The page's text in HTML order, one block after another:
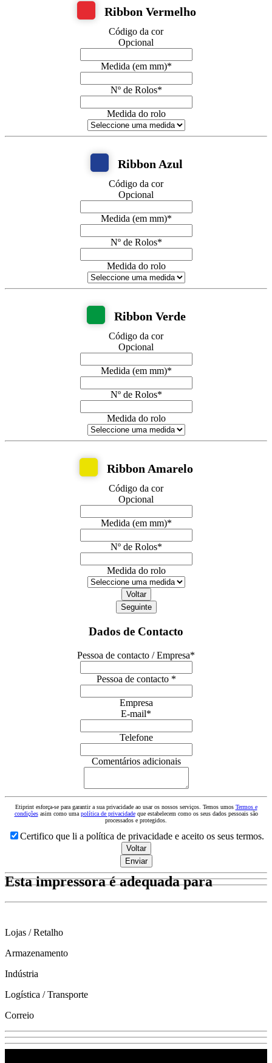
Ribbon Vermelho
Código da cor
Opcional
Medida (em mm)*
Nº de Rolos*
Medida do rolo
Ribbon Azul
Código da cor
Opcional
Medida (em mm)*
Nº de Rolos*
Medida do rolo
Ribbon Verde
Código da cor
Opcional
Medida (em mm)*
Nº de Rolos*
Medida do rolo
Ribbon Amarelo
Código da cor
Opcional
Medida (em mm)*
Nº de Rolos*
Medida do rolo
Voltar
Seguinte
Dados de Contacto
Pessoa de contacto / Empresa*
Pessoa de contacto *
Empresa
E-mail*
Telefone
Comentários adicionais
Etiprint esforça-se para garantir a sua privacidade ao usar os nossos serviços. Temos umos Termos e
condiçõesasim como uma política de privacidadeque estabelecem como os seus dados pessoais são
processados e protegidos.
Website
Certifico que li a política de privacidade e aceito os seus termos.
Voltar
Enviar
Esta impressora é adequada para
Lojas / Retalho
Armazenamento
Indústria
Logística / Transporte
Correio